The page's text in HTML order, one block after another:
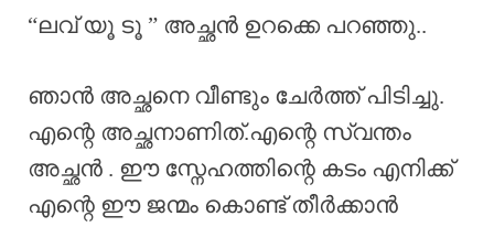
“ലവ് യൂ ടൂ ” അച്ഛൻ ഉറക്കെ പറഞ്ഞു..
ഞാൻ അച്ഛനെ വീണ്ടും ചേർത്ത് പിടിച്ചു.
എന്റെ അച്ഛനാണിത്.എന്റെ സ്വന്തം
അച്ഛൻ . ഈ സ്നേഹത്തിന്റെ കടം എനിക്ക്
എന്റെ ഈ ജന്മം കൊണ്ട് തീർക്കാൻ